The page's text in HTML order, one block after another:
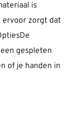
is
ervoor zorgt dat
gespleten
of je handen in